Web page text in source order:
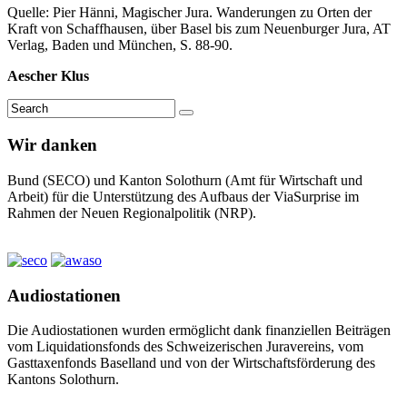
Quelle: Pier Hänni, Magischer Jura. Wanderungen zu Orten der
Kraft von Schaffhausen, über Basel bis zum Neuenburger Jura, AT
Verlag, Baden und München, S. 88-90.
Aescher Klus
Wir danken
Bund (SECO) und Kanton Solothurn (Amt für Wirtschaft und
Arbeit) für die Unterstützung des Aufbaus der ViaSurprise im
Rahmen der Neuen Regionalpolitik (NRP).
Audiostationen
Die Audiostationen wurden ermöglicht dank finanziellen Beiträgen
vom Liquidationsfonds des Schweizerischen Juravereins, vom
Gasttaxenfonds Baselland und von der Wirtschaftsförderung des
Kantons Solothurn.